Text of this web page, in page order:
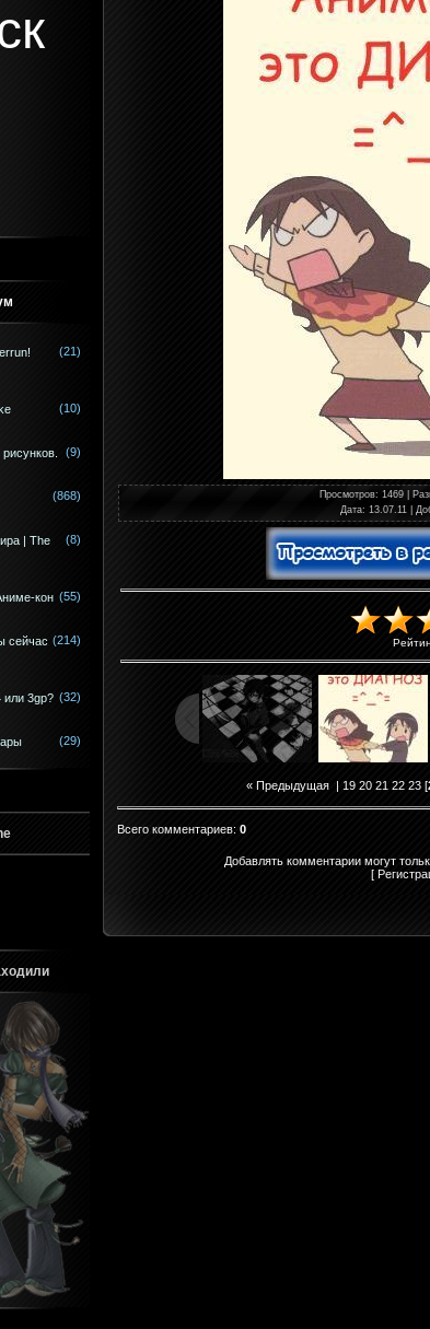
(21)
(10)
(9)
(868)
| The
(8)
кон (55)
сейчас (214)
или 3gp? (32)
(29)
Просмотров: 1469 |
Дата: 13.07.11 |
« Предыдущая | 19 20 21 22 23 [
Всего комментариев: 0
Добавлять комментарии могут
[